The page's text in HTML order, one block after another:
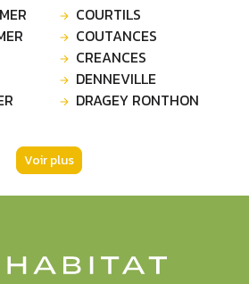
COURTILS
COUTANCES
CREANCES
DENNEVILLE
DRAGEY RONTHON
Voir plus